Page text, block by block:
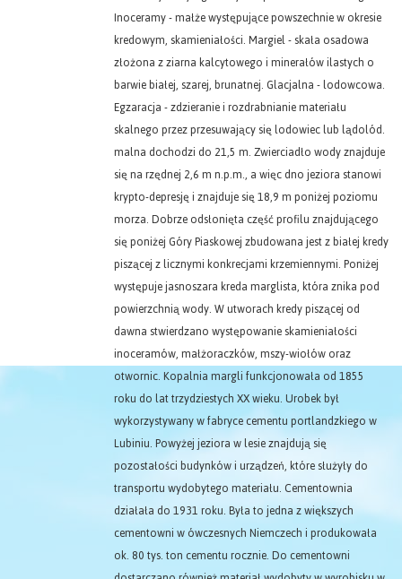
Inoceramy - małże występujące powszechnie w okresie
kredowym, skamieniałości. Margiel - skała osadowa
złożona z ziarna kalcytowego i minerałów ilastych o
barwie białej, szarej, brunatnej. Glacjalna - lodowcowa.
Egzaracja - zdzieranie i rozdrabnianie materiału
skalnego przez przesuwający się lodowiec lub lądolód.
malna dochodzi do 21,5 m. Zwierciadło wody znajduje
się na rzędnej 2,6 m n.p.m., a więc dno jeziora stanowi
krypto-depresję i znajduje się 18,9 m poniżej poziomu
morza. Dobrze odsłonięta część profilu znajdującego
się poniżej Góry Piaskowej zbudowana jest z białej kredy
piszącej z licznymi konkrecjami krzemiennymi. Poniżej
występuje jasnoszara kreda marglista, która znika pod
powierzchnią wody. W utworach kredy piszącej od
dawna stwierdzano występowanie skamieniałości
inoceramów, małżoraczków, mszy-wiołów oraz
otwornic. Kopalnia margli funkcjonowała od 1855
roku do lat trzydziestych XX wieku. Urobek był
wykorzystywany w fabryce cementu portlandzkiego w
Lubiniu. Powyżej jeziora w lesie znajdują się
pozostałości budynków i urządzeń, które służyły do
transportu wydobytego materiału. Cementownia
działała do 1931 roku. Była to jedna z większych
cementowni w ówczesnych Niemczech i produkowała
ok. 80 tys. ton cementu rocznie. Do cementowni